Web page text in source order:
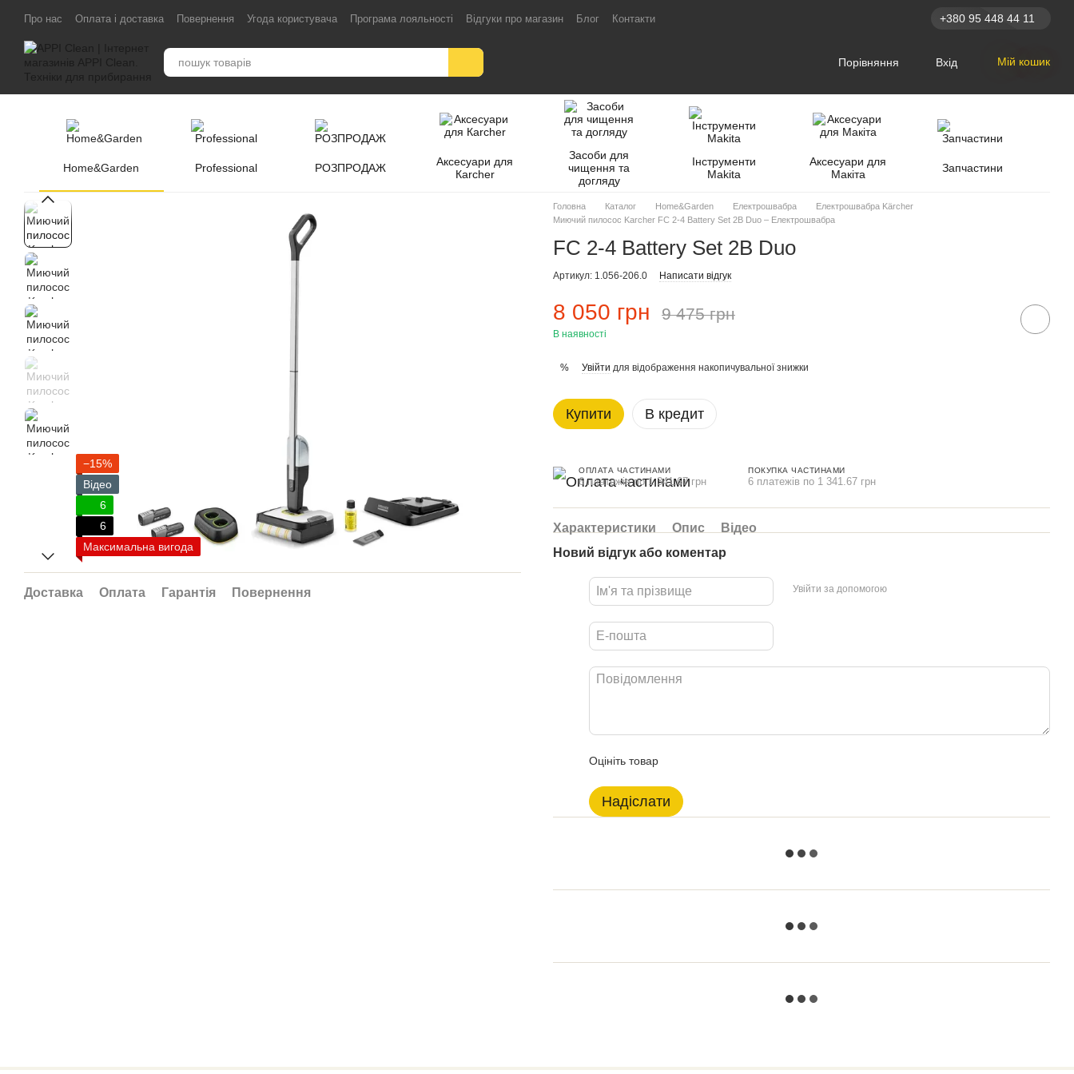
Перейти до основного контенту
Про нас Оплата і доставка Повернення Угода користувача Програма лояльності Відгуки про магазин Блог Контакти +380 95 448 44 11
Порівняння Вхід Мій кошик
Home&Garden Professional РОЗПРОДАЖ
Аксесуари для
Кarcher
Засоби для
чищення та
догляду
Інструменти
Makita
Аксесуари для
Макіта
Запчастини
−15%
Відео
6
6
Максимальна вигода
Доставка Оплата Гарантія Повернення
Головна Каталог Home&Garden Електрошвабра
Електрошвабра Kärcher
Миючий пилосос Karcher FC 2-4 Battery Set 2B Duo – Електрошвабра
FC 2-4 Battery Set 2B Duo
Артикул: 1.056-206.0 Написати відгук
8 050 грн 9 475 грн
В наявності
% Увійти для відображення накопичувальної знижки
Купити В кредит
ОПЛАТА ЧАСТИНАМИ
6 платежів по 1 341.67 грн
ПОКУПКА ЧАСТИНАМИ
6 платежів по 1 341.67 грн
Характеристики Опис
Відео
Новий відгук або коментар
Увійти за допомогою
Оцініть товар
Надіслати